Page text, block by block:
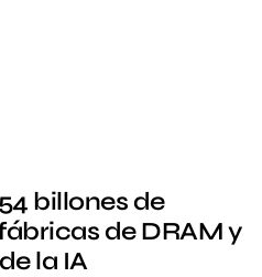
billones de
de DRAM y
la IA